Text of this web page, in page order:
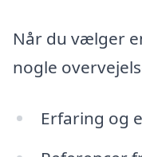
Når du vælger
nogle
Erfaring og